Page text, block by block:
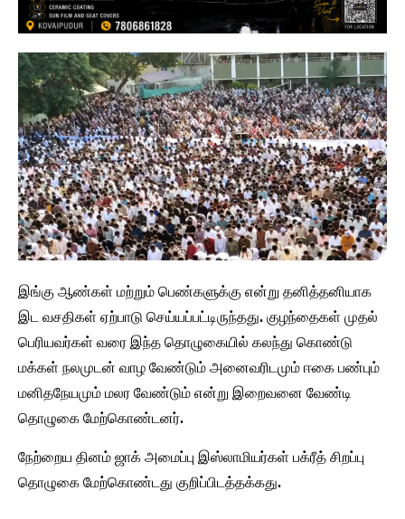
இங்கு ஆண்கள் மற்றும் பெண்களுக்கு என்று தனித்தனியாக
இட வசதிகள் ஏற்பாடு செய்யப்பட்டிருந்தது. குழந்தைகள் முதல்
பெரியவர்கள் வரை இந்த தொழுகையில் கலந்து கொண்டு
மக்கள் நலமுடன் வாழ வேண்டும் அனைவரிடமும் ஈகை பண்பும்
மனிதநேயமும் மலர வேண்டும் என்று இறைவனை வேண்டி
தொழுகை மேற்கொண்டனர்.
நேற்றைய தினம் ஜாக் அமைப்பு இஸ்லாமியர்கள் பக்ரீத் சிறப்பு
தொழுகை மேற்கொண்டது குறிப்பிடத்தக்கது.